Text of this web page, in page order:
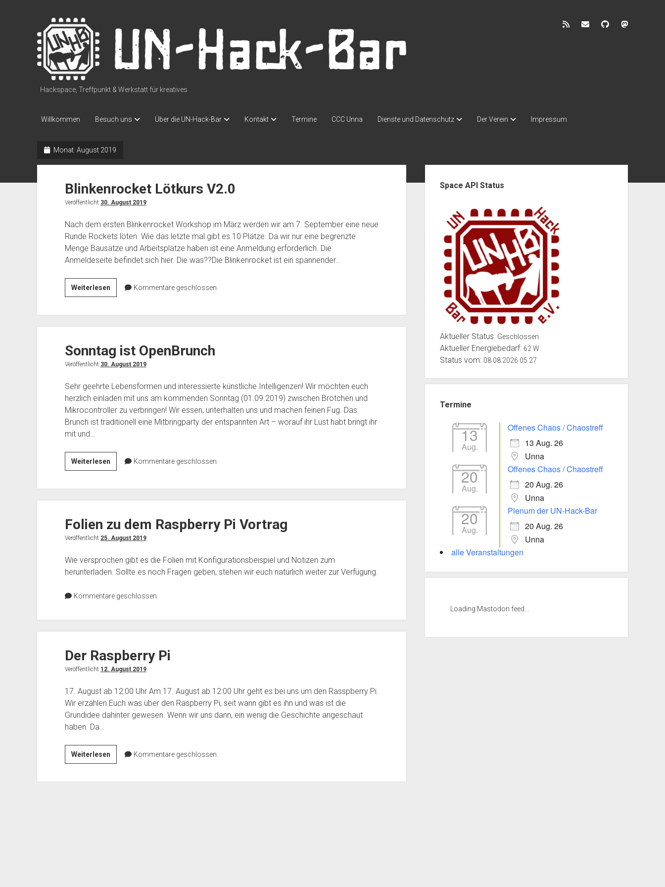
UN-
Hack-
Bar
Hackspace, Treffpunkt & Werkstatt für kreatives
discuss@lists.unhb.de
githubmastodon
Willkommen Besuch uns Über die UN-Hack-Bar Kontakt Termine CCC Unna Dienste und Datenschutz Der Verein Impressum
Monat: August 2019
Blinkenrocket Lötkurs V2.0
Veröffentlicht 30. August 2019
Nach dem ersten Blinkenrocket Workshop im März werden wir am 7. September eine neue
Runde Rockets löten. Wie das letzte mal gibt es 10 Plätze. Da wir nur eine begrenzte
Menge Bausätze und Arbeitsplätze haben ist eine Anmeldung erforderlich. Die
Anmeldeseite befindet sich hier. Die was??Die Blinkenrocket ist ein spannender…
WeiterlesenBlinkenrocket
Lötkurs
Kommentare geschlossen.
Sonntag ist OpenBrunch
Veröffentlicht 30. August 2019
Sehr geehrte Lebensformen und interessierte künstliche Intelligenzen! Wir möchten euch
herzlich einladen mit uns am kommenden Sonntag (01.09.2019) zwischen Brötchen und
Mikrocontroller zu verbringen! Wir essen, unterhalten uns und machen feinen Fug. Das
Brunch ist traditionell eine Mitbringparty der entspannten Art – worauf ihr Lust habt bringt ihr
mit und…
WeiterlesenSonntag
ist
Kommentare geschlossen.
Folien zu dem Raspberry Pi Vortrag
Veröffentlicht 25. August 2019
Wie versprochen gibt es die Folien mit Konfigurationsbeispiel und Notizen zum
herunterladen. Sollte es noch Fragen geben, stehen wir euch natürlich weiter zur Verfügung.
Kommentare geschlossen.
Der Raspberry Pi
Veröffentlicht 12. August 2019
17. August ab 12:00 Uhr Am 17. August ab 12:00 Uhr geht es bei uns um den Rasspberry Pi.
Wir erzählen Euch was über den Raspberry Pi, seit wann gibt es ihn und was ist die
Grundidee dahinter gewesen. Wenn wir uns dann, ein wenig die Geschichte angeschaut
haben. Da…
WeiterlesenDer
Raspberry
Kommentare geschlossen.
Space API Status
Aktueller Status: Geschlossen
Aktueller Energiebedarf: 62 W
Status vom: 08.08.2026 05:27
Termine
13
Aug.
Offenes Chaos / Chaostreff
13 Aug. 26
Unna
20
Aug.
Offenes Chaos / Chaostreff
20 Aug. 26
Unna
20
Aug.
Plenum der UN-Hack-Bar
20 Aug. 26
Unna
alle Veranstaltungen
Loading Mastodon feed...